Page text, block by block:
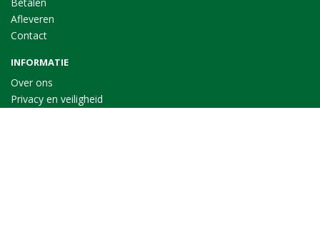
Afleveren
Contact
INFORMATIE
Over ons
Privacy en veiligheid